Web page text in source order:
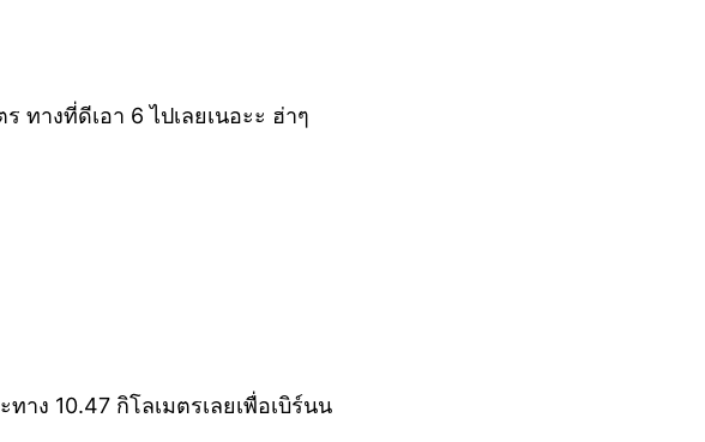
ทางที่ดีเอา 6 ไปเลยเนอะะ ฮ่าๆ
ง 10.47 กิโลเมตรเลยเพื่อเบิร์นน